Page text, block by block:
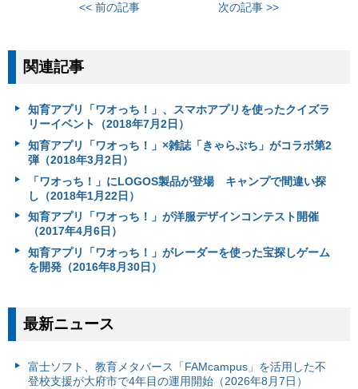
<< 前の記事 次の記事 >>
関連記事
知育アプリ「ワオっち！」、スマホアプリを使ったクイズラ
リーイベント（2018年7月2日）
知育アプリ「ワオっち！」×雑誌「きゃらぷち」がコラボ第2
弾（2018年3月2日）
「ワオっち！」にLOGOS製品が登場 キャンプで間違い探
し（2018年1月22日）
知育アプリ「ワオっち！」が洋服デザインコンテスト開催
（2017年4月6日）
知育アプリ「ワオっち！」がレーダーを使った宝探しゲーム
を開発（2016年8月30日）
最新ニュース
富⼠ソフト、教育メタバース「FAMcampus」を活用した不
登校支援が大府市で4年目の運用開始（2026年8月7日）